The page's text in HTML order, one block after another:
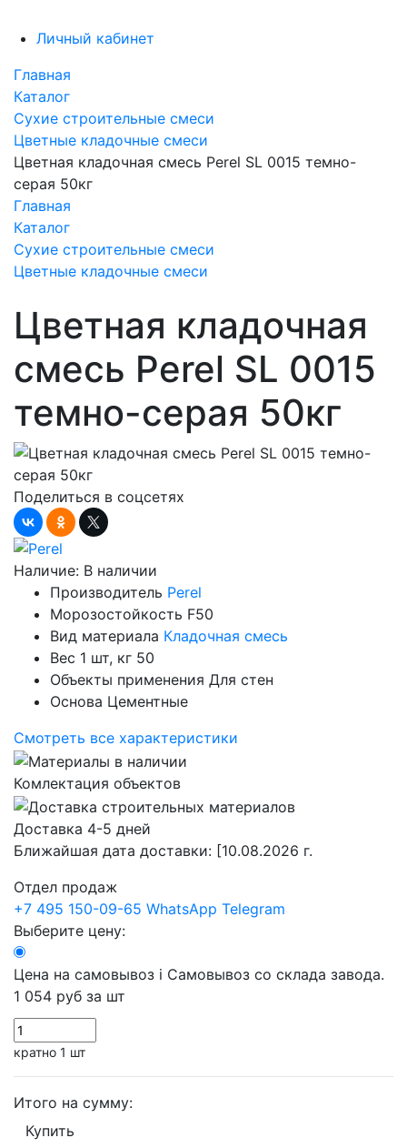
Личный кабинет
Главная
Каталог
Сухие строительные смеси
Цветные кладочные смеси
Цветная кладочная смесь Perel SL 0015 темно-
серая 50кг
Главная
Каталог
Сухие строительные смеси
Цветные кладочные смеси
Цветная кладочная
смесь Perel SL 0015
темно-серая 50кг
Поделиться в соцсетях
Наличие: В наличии
Производитель Perel
Морозостойкость F50
Вид материала Кладочная смесь
Вес 1 шт, кг 50
Объекты применения Для стен
Основа Цементные
Смотреть все характеристики
Комлектация объектов
Доставка 4-5 дней
Ближайшая дата доставки: [10.08.2026 г.
Отдел продаж
+7 495 150-09-65 WhatsApp Telegram
Выберите цену:
Цена на самовывоз i Самовывоз со склада завода.
1 054 руб за шт
кратно 1 шт
Итого на сумму:
Купить